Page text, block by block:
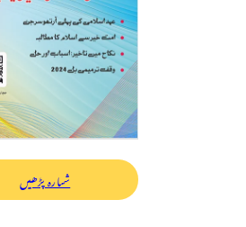
شمارہ پڑھیں